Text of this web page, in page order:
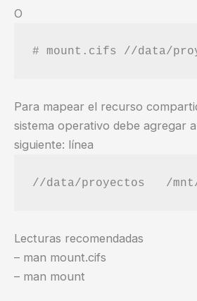
O
# mount.cifs //data/
Para mapear el recurso
sistema operativo debe agregar
siguiente: línea
//data/proyectos   /mnt/
Lecturas recomendadas
– man mount.cifs
– man mount